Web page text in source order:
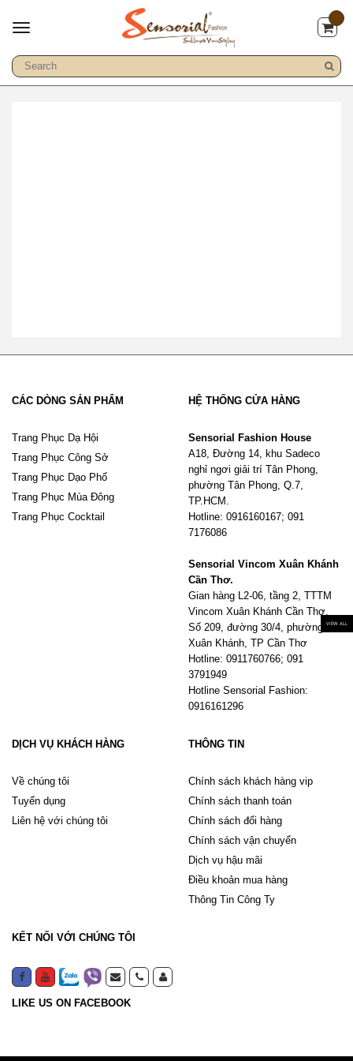
VIEW ALL
CÁC DÒNG SẢN PHẨM
Trang Phục Dạ Hội
Trang Phục Công Sở
Trang Phục Dạo Phố
Trang Phục Mùa Đông
Trang Phục Cocktail
HỆ THỐNG CỬA HÀNG
Sensorial Fashion House
A18, Đường 14, khu Sadeco
nghỉ ngơi giải trí Tân Phong,
phường Tân Phong, Q.7,
TP.HCM.
Hotline: 0916160167; 091
7176086
Sensorial Vincom Xuân Khánh
Cần Thơ.
Gian hàng L2-06, tầng 2, TTTM
Vincom Xuân Khánh Cần Thơ.
Số 209, đường 30/4, phường
Xuân Khánh, TP Cần Thơ
Hotline: 0911760766; 091
3791949
Hotline Sensorial Fashion:
0916161296
DỊCH VỤ KHÁCH HÀNG
Về chúng tôi
Tuyển dụng
Liên hệ với chúng tôi
THÔNG TIN
Chính sách khách hàng vip
Chính sách thanh toán
Chính sách đổi hàng
Chính sách vận chuyển
Dịch vụ hậu mãi
Điều khoản mua hàng
Thông Tin Công Ty
KẾT NỐI VỚI CHÚNG TÔI
LIKE US ON FACEBOOK